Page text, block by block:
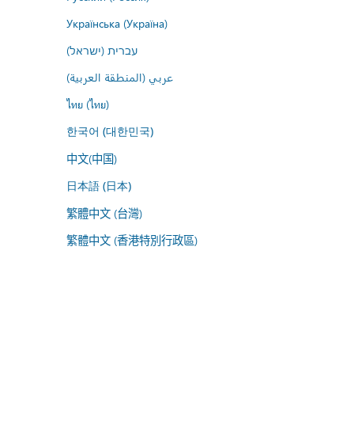
Українська (Україна)
עברית (ישראל)
عربي (المنطقة العربية)
ไทย (ไทย)
한국어 (대한민국)
中文(中国)
日本語 (日本)
繁體中文 (台灣)
繁體中文 (香港特別行政區)